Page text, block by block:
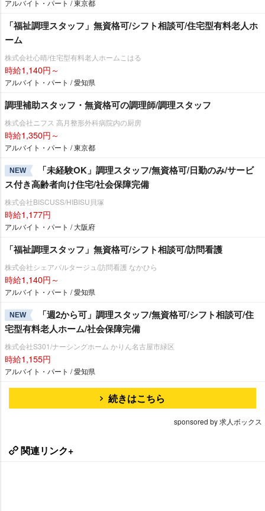
アルバイト・パート / 東京都
「福祉調理スタッフ」無資格可/シフト相談可/住宅型有料老人ホ
ーム
株式会社心晴/住宅型有料老人ホームこはる
時給1,140円～
アルバイト・パート / 愛知県
調理補助スタッフ・無資格可の調理師/調理スタッフ
株式会社ニフス 高月整形外科病院内の厨房
時給1,350円～
アルバイト・パート / 東京都
NEW
「未経験OK」調理スタッフ/無資格可/日勤のみ/サービ
ス付き高齢者向け住宅/社会保障完備
株式会社BISCUSS/HIBISU貝塚
時給1,177円
アルバイト・パート / 大阪府
「福祉調理スタッフ」無資格可/シフト相談可/訪問看護
株式会社シェアパルタージュ/訪問看護 なかひら
時給1,140円～
アルバイト・パート / 愛知県
NEW
「週2から可」調理スタッフ/無資格可/シフト相談可/住
宅型有料老人ホーム/社会保障完備
株式会社S301/ナーシングホーム かりん名古屋市緑区
時給1,155円
アルバイト・パート / 愛知県
続きはこちら
sponsored by 求人ボックス
関連リンク+